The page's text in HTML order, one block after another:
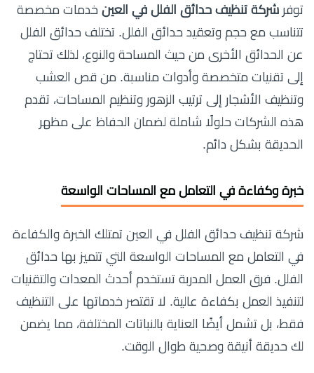
توفر شركة تنظيف حدائق الفلل في العين خدمات مخصصة
تتناسب مع حجم وتعقيد حدائق الفلل. تختلف حدائق الفلل
عن الحدائق الأخرى من حيث المساحة والنوع، لذلك تحتاج
إلى تقنيات متخصصة وأدوات مناسبة. من قص العشب
وتنظيف الأشجار إلى ترتيب الزهور وتنظيم المساحات، تقدم
هذه الشركات حلولًا شاملة لضمان الحفاظ على مظهر
الحديقة بشكل دائم.
خبرة وكفاءة في التعامل مع المساحات الواسعة
شركة تنظيف حدائق الفلل في العين تمتلك الخبرة والكفاءة
في التعامل مع المساحات الواسعة التي تتميز بها حدائق
الفلل. فرق العمل المدربة تستخدم أحدث المعدات والتقنيات
لتنفيذ العمل بكفاءة عالية. لا تقتصر خدماتها على التنظيف
فقط، بل تشمل أيضًا العناية بالنباتات المختلفة، مما يضمن
لك حديقة أنيقة وصحية طوال الوقت.